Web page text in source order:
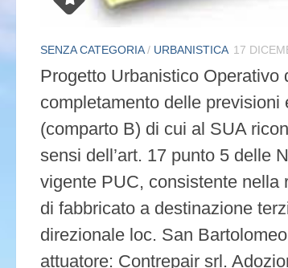
SENZA CATEGORIA/ URBANISTICA 17
Progetto Urbanistico Operativo
completamento delle previsioni
(comparto B) di cui al SUA
sensi dell’art. 17 punto 5 delle
vigente PUC, consistente nella
di fabbricato a destinazione
direzionale loc. San
attuatore: Contrepair srl.